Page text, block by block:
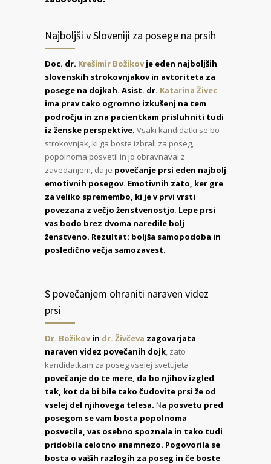
Najboljši v Sloveniji za posege na prsih
Doc. dr. Krešimir Božikovje eden najboljših
slovenskih strokovnjakov in avtoriteta za
posege na dojkah. Asist. dr. Katarina Živec
ima prav tako ogromno izkušenj na tem
področju in zna pacientkam prisluhniti tudi
iz ženske perspektive. Vsaki kandidatki se bo
strokovnjak, ki ga boste izbrali za poseg,
popolnoma posvetil in jo obravnaval z
zavedanjem, da je povečanje prsi eden najbolj
emotivnih posegov. Emotivnih zato, ker gre
za veliko spremembo, ki je v prvi vrsti
povezana z večjo ženstvenostjo. Lepe prsi
vas bodo brez dvoma naredile bolj
ženstveno. Rezultat: boljša samopodoba in
posledično večja samozavest.
S povečanjem ohraniti naraven videz
prsi
Dr. Božikovin dr. Živčeva zagovarjata
naraven videz povečanih dojk, zato
kandidatkam za poseg vselej svetujeta
povečanje do te mere, da bo njihov izgled
tak, kot da bi bile tako čudovite prsi že od
vselej del njihovega telesa. Na posvetu pred
posegom se vam bosta popolnoma
posvetila, vas osebno spoznala in tako tudi
pridobila celotno anamnezo. Pogovorila se
bosta o vaših razlogih za poseg in če boste